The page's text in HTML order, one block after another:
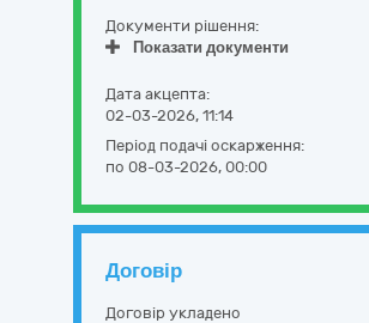
Документи рішення:
Показати документи
Дата акцепта:
02-03-2026, 11:14
Період подачі оскарження:
по 08-03-2026, 00:00
Договір
Договір укладено